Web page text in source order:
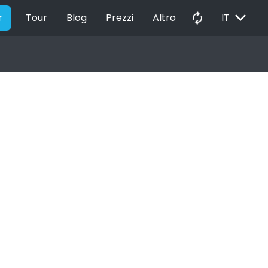
Tour Blog Prezzi Altro autorenew IT EXPAND_MORE